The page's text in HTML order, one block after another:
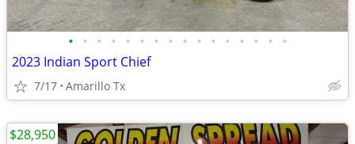
• • • • • • • • • • • • • • • •
2023 Indian Sport Chief
7/17 Amarillo Tx
$28,950